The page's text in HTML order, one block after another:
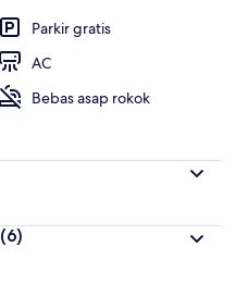
Parkir gratis
AC
Bebas asap rokok
(6)